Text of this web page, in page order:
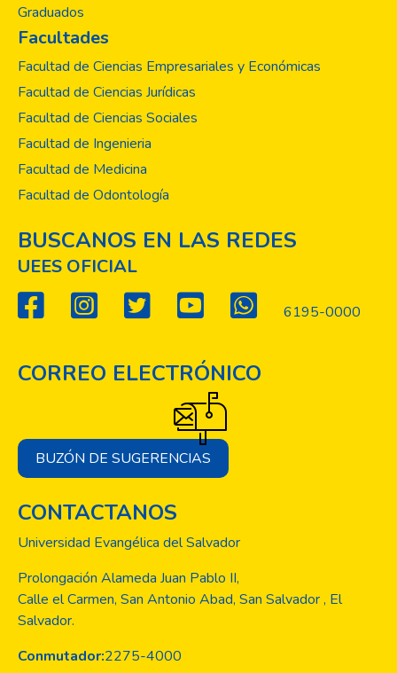
Graduados
Facultades
Facultad de Ciencias Empresariales y Económicas
Facultad de Ciencias Jurídicas
Facultad de Ciencias Sociales
Facultad de Ingenieria
Facultad de Medicina
Facultad de Odontología
BUSCANOS EN LAS REDES
UEES OFICIAL
6195-0000
CORREO ELECTRÓNICO
BUZÓN DE SUGERENCIAS
CONTACTANOS
Universidad Evangélica del Salvador
Prolongación Alameda Juan Pablo II,
Calle el Carmen, San Antonio Abad, San Salvador , El
Salvador.
Conmutador:2275-4000